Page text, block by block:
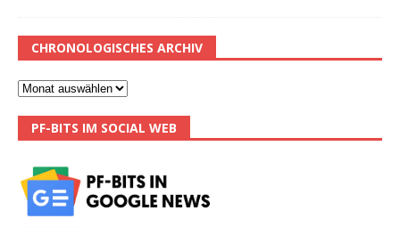
CHRONOLOGISCHES ARCHIV
PF-BITS IM SOCIAL WEB